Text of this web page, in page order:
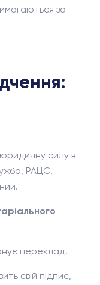
за
силу в
РАЦС,
переклад.
свій підпис,